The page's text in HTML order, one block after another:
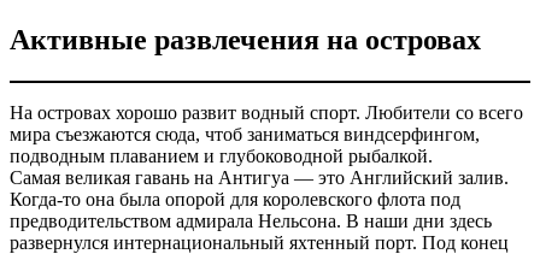
Активные развлечения на островах
На островах хорошо развит водный спорт. Любители со всего
мира съезжаются сюда, чтоб заниматься виндсерфингом,
подводным плаванием и глубоководной рыбалкой.
Самая великая гавань на Антигуа — это Английский залив.
Когда-то она была опорой для королевского флота под
предводительством адмирала Нельсона. В наши дни здесь
развернулся интернациональный яхтенный порт. Под конец